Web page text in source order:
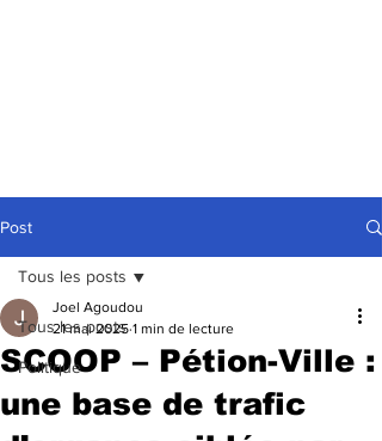
Post
Tous les posts
Politique
Tous les posts
SCOOP – Pétion-Ville :
une base de trafic
Joel Agoudou
21 mai 2025 1 min de lecture